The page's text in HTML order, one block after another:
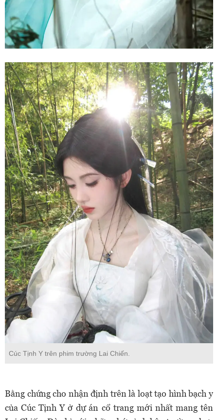
Cúc Tịnh Y trên phim trường Lai Chiến.
Bằng chứng cho nhận định trên là loạt tạo hình bạch y
của Cúc Tịnh Y ở dự án cổ trang mới nhất mang tên